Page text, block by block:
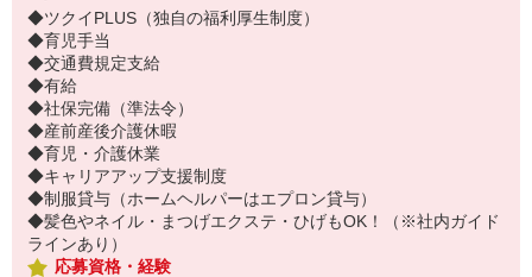
◆ツクイPLUS（独自の福利厚生制度）
◆育児手当
◆交通費規定支給
◆有給
◆社保完備（準法令）
◆産前産後介護休暇
◆育児・介護休業
◆キャリアアップ支援制度
◆制服貸与（ホームヘルパーはエプロン貸与）
◆髪色やネイル・まつげエクステ・ひげもOK！（※社内ガイド
ラインあり）
応募資格・経験